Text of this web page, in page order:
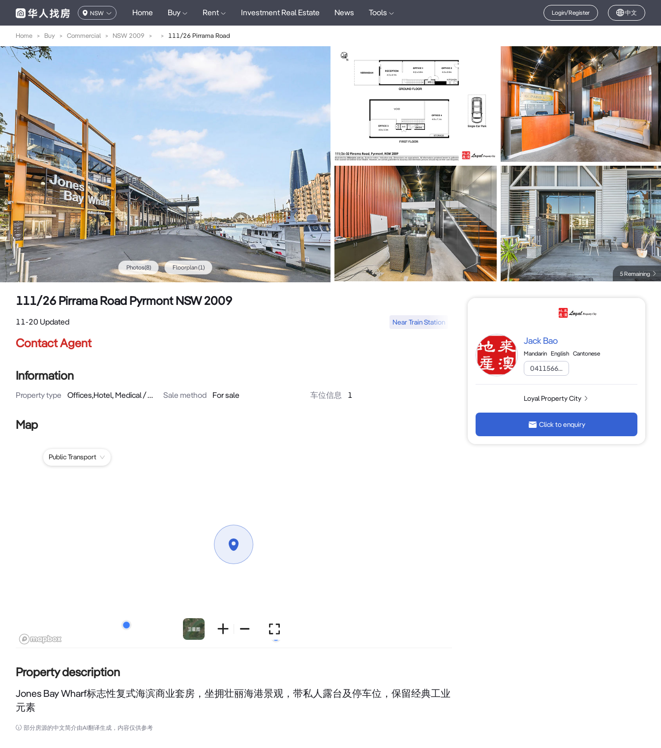
NSW Home Buy Rent Investment Real Estate News Tools Login/Register 中文
Home > Buy > Commercial > NSW 2009 > > 111/26 Pirrama Road
Photos(8) Floorplan(1)
5 Remaining
111/26 Pirrama Road Pyrmont NSW 2009
11-20 Updated Near Train Station
Contact Agent
Information
Property type Offices,Hotel, Medical / Consulting Sale method For sale 车位信息 1
Map
Public Transport
Property description
Jones Bay Wharf标志性复式海滨商业套房，坐拥壮丽海港景观，带私人露台及停车位，保留经典工业
元素
Jones Bay Wharf标志性海滨商业套房
部分房源的中文简介由AI翻译生成，内容仅供参考
Jack Bao
Mandarin English Cantonese
0411566...
Loyal Property City
Click to enquiry